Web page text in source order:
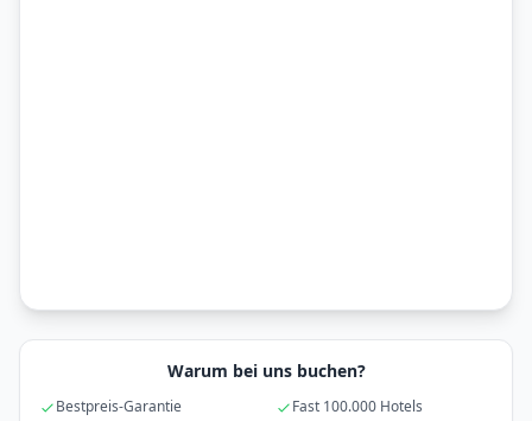
Warum bei uns buchen?
Bestpreis-Garantie
Fast 100.000 Hotels